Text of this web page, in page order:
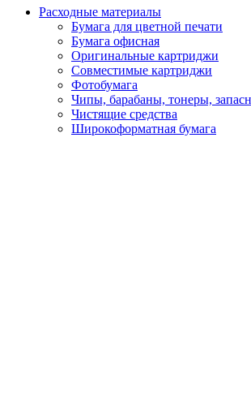
Расходные материалы
Бумага для цветной печати
Бумага офисная
Оригинальные картриджи
Совместимые картриджи
Фотобумага
Чипы, барабаны, тонеры,
Чистящие средства
Широкоформатная бумага